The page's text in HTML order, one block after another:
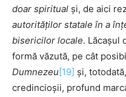
doar spiritual și, de aici
autorităților statale în a
bisericilor locale. Lăcașul
formă văzută, pe cât
Dumnezeu[19] și, totodată,
credincioșii, profund